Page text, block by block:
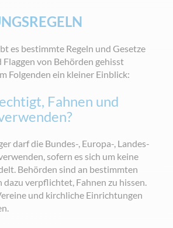
es bestimmte Regeln und Gesetze
Flaggen von Behörden gehisst
Folgenden ein kleiner Einblick:
Fahnen und
darf die Bundes-, Europa-, Landes-
sofern es sich um keine
Behörden sind an bestimmten
dazu verpflichtet, Fahnen zu hissen.
und kirchliche Einrichtungen